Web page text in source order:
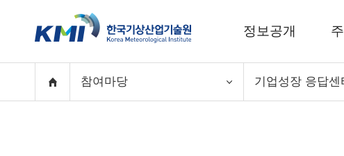
정보공개
참여마당 기업성장 응답센